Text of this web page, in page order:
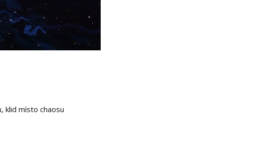
klid místo chaosu